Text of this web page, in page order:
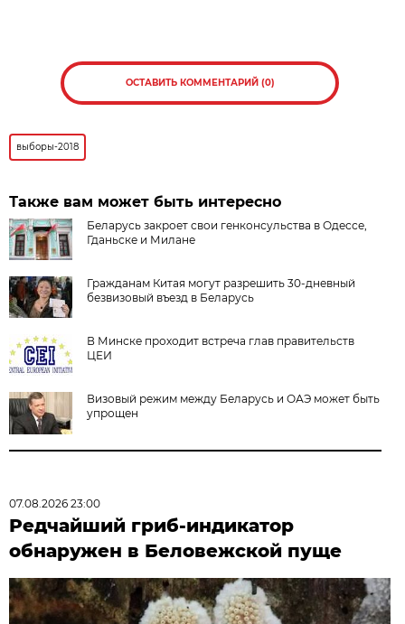
ОСТАВИТЬ КОММЕНТАРИЙ (0)
выборы-2018
Также вам может быть интересно
Беларусь закроет свои генконсульства в Одессе,
Гданьске и Милане
Гражданам Китая могут разрешить 30-дневный
безвизовый въезд в Беларусь
В Минске проходит встреча глав правительств
ЦЕИ
Визовый режим между Беларусь и ОАЭ может быть
упрощен
07.08.2026 23:00
Редчайший гриб-индикатор
обнаружен в Беловежской пуще